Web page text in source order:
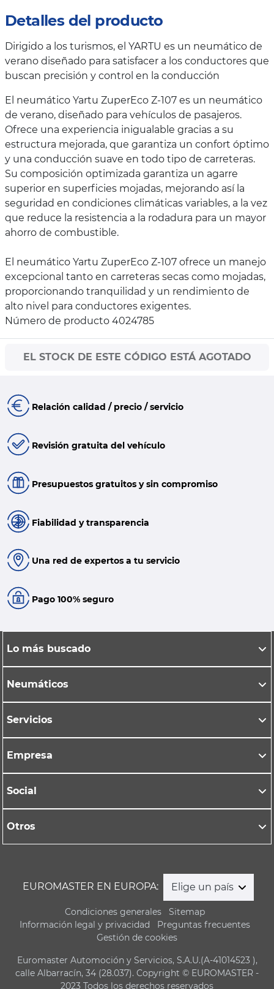
Detalles del producto
Dirigido a los turismos, el YARTU es un neumático de
verano diseñado para satisfacer a los conductores que
buscan precisión y control en la conducción
El neumático Yartu ZuperEco Z-107 es un neumático
de verano, diseñado para vehículos de pasajeros.
Ofrece una experiencia inigualable gracias a su
estructura mejorada, que garantiza un confort óptimo
y una conducción suave en todo tipo de carreteras.
Su composición optimizada garantiza un agarre
superior en superficies mojadas, mejorando así la
seguridad en condiciones climáticas variables, a la vez
que reduce la resistencia a la rodadura para un mayor
ahorro de combustible.
El neumático Yartu ZuperEco Z-107 ofrece un manejo
excepcional tanto en carreteras secas como mojadas,
proporcionando tranquilidad y un rendimiento de
alto nivel para conductores exigentes.
Número de producto 4024785
EL STOCK DE ESTE CÓDIGO ESTÁ AGOTADO
Relación calidad / precio / servicio
Revisión gratuita del vehículo
Presupuestos gratuitos y sin compromiso
Fiabilidad y transparencia
Una red de expertos a tu servicio
Pago 100% seguro
Lo más buscado
Neumáticos
Servicios
Empresa
Social
Otros
EUROMASTER EN EUROPA: Elige un país
Condiciones generales
Sitemap
Información legal y privacidad
Preguntas frecuentes
Gestión de cookies
Euromaster Automoción y Servicios, S.A.U.(A-41014523 ),
calle Albarracín, 34 (28.037). Copyright © EUROMASTER -
2023 Todos los derechos reservados